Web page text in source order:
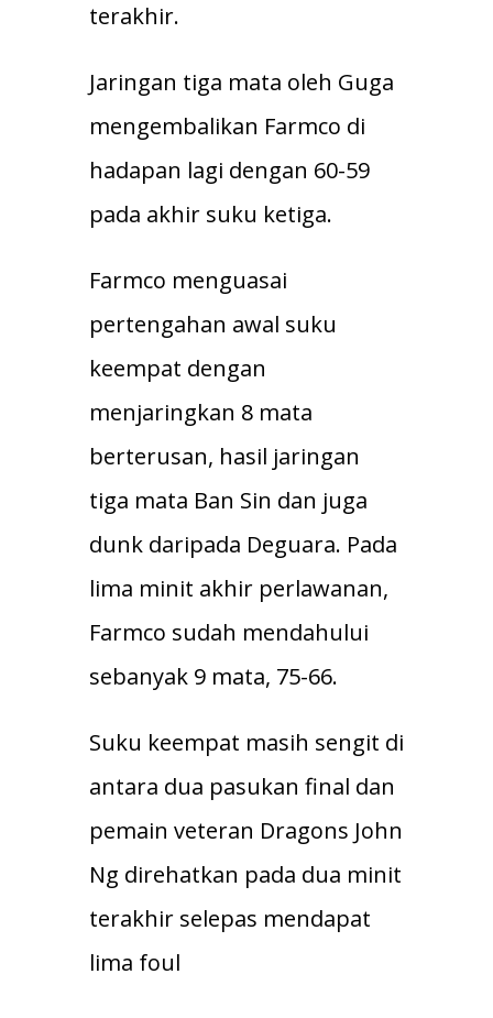
terakhir.
Jaringan tiga mata oleh Guga
mengembalikan Farmco di
hadapan lagi dengan 60-59
pada akhir suku ketiga.
Farmco menguasai
pertengahan awal suku
keempat dengan
menjaringkan 8 mata
berterusan, hasil jaringan
tiga mata Ban Sin dan juga
dunk daripada Deguara. Pada
lima minit akhir perlawanan,
Farmco sudah mendahului
sebanyak 9 mata, 75-66.
Suku keempat masih sengit di
antara dua pasukan final dan
pemain veteran Dragons John
Ng direhatkan pada dua minit
terakhir selepas mendapat
lima foul